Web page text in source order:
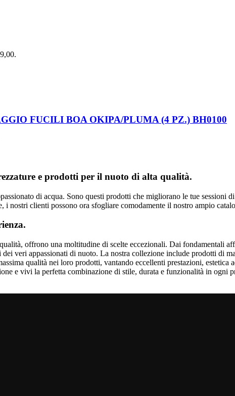
FUCILI BOA OKIPA/PLUMA (4 PZ.) BH0100
e prodotti per il nuoto di alta qualità.
di acqua. Sono questi prodotti che migliorano le tue
nostri clienti possono ora sfogliare comodamente il nostro ampio
offrono una moltitudine di scelte eccezionali. Dai fondamentali
veri appassionati di nuoto. La nostra collezione include prodotti di
qualità nei loro prodotti, vantando eccellenti prestazioni, estetica
e vivi la perfetta combinazione di stile, durata e funzionalità in ogni